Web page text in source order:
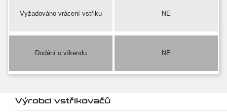
Vyžadováno vrácení vstřiku NE
Dodání o víkendu NE
Výrobci vstřikovačů